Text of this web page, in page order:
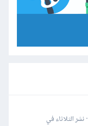
الثلاثاء في